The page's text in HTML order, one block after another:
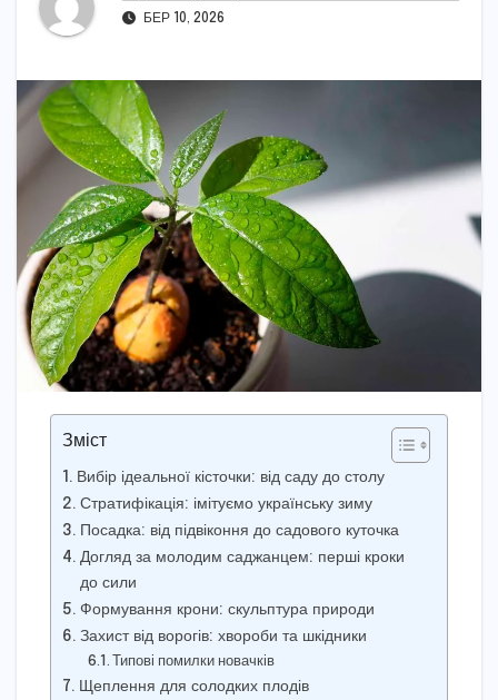
БЕР 10, 2026
Зміст
Вибір ідеальної кісточки: від саду до столу
Стратифікація: імітуємо українську зиму
Посадка: від підвіконня до садового куточка
Догляд за молодим саджанцем: перші кроки
до сили
Формування крони: скульптура природи
Захист від ворогів: хвороби та шкідники
Типові помилки новачків
Щеплення для солодких плодів